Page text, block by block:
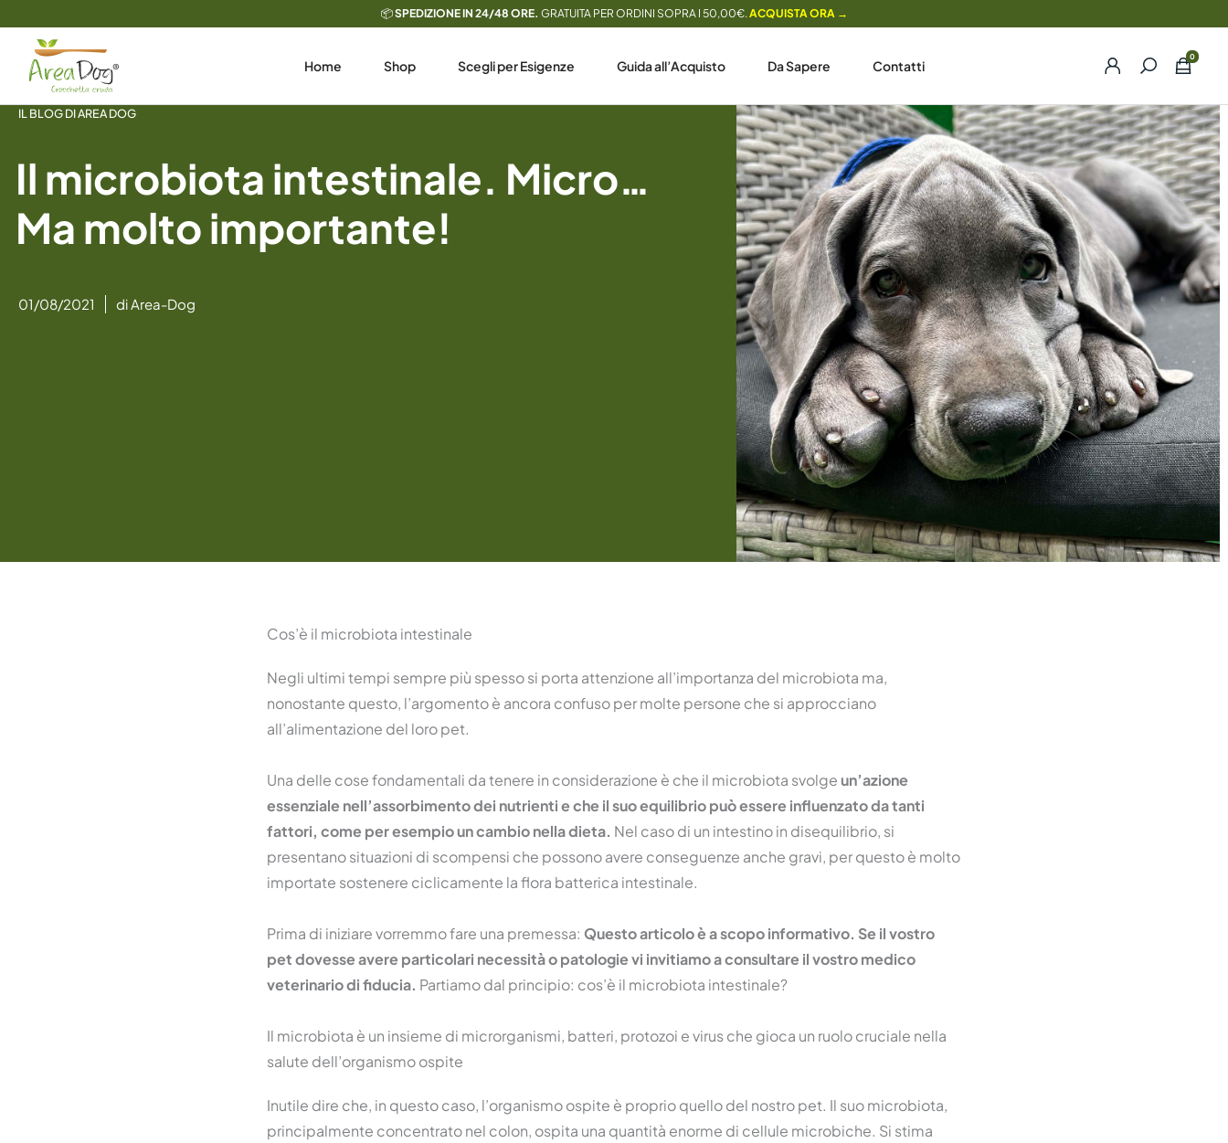
al
contenuto
📦SPEDIZIONE IN 24/48 ORE. GRATUITA PER ORDINI SOPRA I 50,00€.ACQUISTA ORA →
Home Shop Scegli per Esigenze Guida all’Acquisto Da Sapere Contatti
IL BLOG DI AREA DOG
Il microbiota intestinale. Micro…
Ma molto importante!
01/08/2021 diArea-Dog
Cos’è il microbiota intestinale
Negli ultimi tempi sempre più spesso si porta attenzione all’importanza del microbiota ma,
nonostante questo, l’argomento è ancora confuso per molte persone che si approcciano
all’alimentazione del loro pet.
Una delle cose fondamentali da tenere in considerazione è che il microbiota svolgeun’azione
essenziale nell’assorbimento dei nutrienti e che il suo equilibrio può essere influenzato da tanti
fattori, come per esempio un cambio nella dieta. Nel caso di un intestino in disequilibrio, si
presentano situazioni di scompensi che possono avere conseguenze anche gravi, per questo è molto
importate sostenere ciclicamente la flora batterica intestinale.
Prima di iniziare vorremmo fare una premessa: Questo articolo è a scopo informativo. Se il vostro
pet dovesse avere particolari necessità o patologie vi invitiamo a consultare il vostro medico
veterinario di fiducia. Partiamo dal principio: cos’è il microbiota intestinale?
Il microbiota è un insieme di microrganismi, batteri, protozoi e virus che gioca un ruolo cruciale nella
salute dell’organismo ospite
Inutile dire che, in questo caso, l’organismo ospite è proprio quello del nostro pet. Il suo microbiota,
principalmente concentrato nel colon, ospita una quantità enorme di cellule microbiche. Si stima